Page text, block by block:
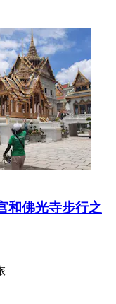
和佛光寺步行之